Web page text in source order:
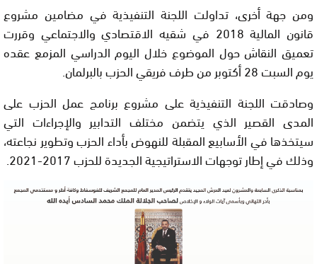
ومن جهة أخرى، تداولت اللجنة التنفيذية في مضامين مشروع
قانون المالية 2018 في شقيه الاقتصادي والاجتماعي وقررت
تعميق النقاش حول الموضوع خلال اليوم الدراسي المزمع عقده
يوم السبت 28 أكتوبر من طرف فريقي الحزب بالبرلمان.
وصادقت اللجنة التنفيذية على مشروع برنامج عمل الحزب على
المدى القصير الذي يتضمن مختلف التدابير والإجراءات التي
سيتخذها في الأسابيع المقبلة للنهوض بأداء الحزب وتطوير نجاعته،
وذلك في إطار توجهات الاستراتيجية الجديدة للحزب 2017-2021.